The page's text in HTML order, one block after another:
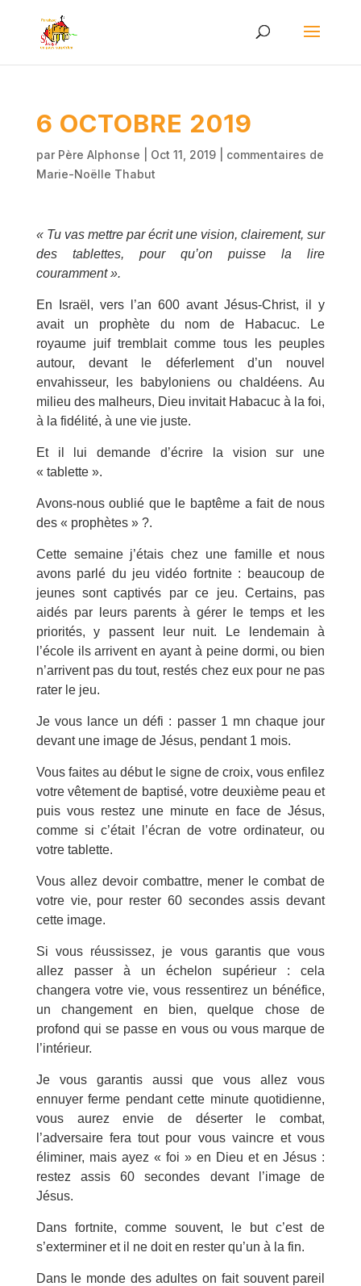
6 OCTOBRE 2019
par Père Alphonse Oct 11, 2019| commentaires de
Marie-Noëlle Thabut
« Tu vas mettre par écrit une vision, clairement, sur
des tablettes, pour qu’on puisse la lire
couramment ».
En Israël, vers l’an 600 avant Jésus-Christ, il y
avait un prophète du nom de Habacuc. Le
royaume juif tremblait comme tous les peuples
autour, devant le déferlement d’un nouvel
envahisseur, les babyloniens ou chaldéens. Au
milieu des malheurs, Dieu invitait Habacuc à la foi,
à la fidélité, à une vie juste.
Et il lui demande d’écrire la vision sur une
« tablette ».
Avons-nous oublié que le baptême a fait de nous
des « prophètes » ?.
Cette semaine j’étais chez une famille et nous
avons parlé du jeu vidéo fortnite : beaucoup de
jeunes sont captivés par ce jeu. Certains, pas
aidés par leurs parents à gérer le temps et les
priorités, y passent leur nuit. Le lendemain à
l’école ils arrivent en ayant à peine dormi, ou bien
n’arrivent pas du tout, restés chez eux pour ne pas
rater le jeu.
Je vous lance un défi : passer 1 mn chaque jour
devant une image de Jésus, pendant 1 mois.
Vous faites au début le signe de croix, vous enfilez
votre vêtement de baptisé, votre deuxième peau et
puis vous restez une minute en face de Jésus,
comme si c’était l’écran de votre ordinateur, ou
votre tablette.
Vous allez devoir combattre, mener le combat de
votre vie, pour rester 60 secondes assis devant
cette image.
Si vous réussissez, je vous garantis que vous
allez passer à un échelon supérieur : cela
changera votre vie, vous ressentirez un bénéfice,
un changement en bien, quelque chose de
profond qui se passe en vous ou vous marque de
l’intérieur.
Je vous garantis aussi que vous allez vous
ennuyer ferme pendant cette minute quotidienne,
vous aurez envie de déserter le combat,
l’adversaire fera tout pour vous vaincre et vous
éliminer, mais ayez « foi » en Dieu et en Jésus :
restez assis 60 secondes devant l’image de
Jésus.
Dans fortnite, comme souvent, le but c’est de
s’exterminer et il ne doit en rester qu’un à la fin.
Dans le monde des adultes on fait souvent pareil